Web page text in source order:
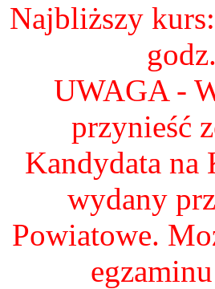
Najbliższy
UWAGA -
przynieść
Kandydata
wydany
Powiatowe.